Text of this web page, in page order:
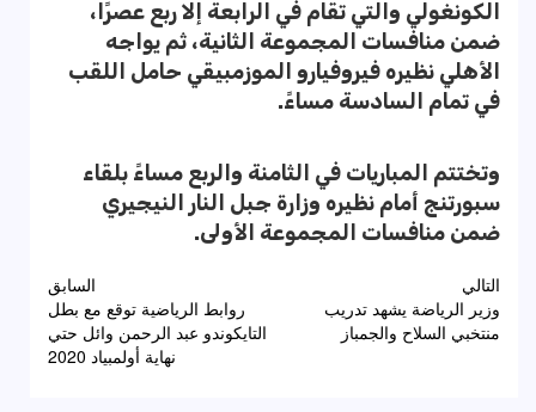
الكونغولي والتي تقام في الرابعة إلا ربع عصرًا،
ضمن منافسات المجموعة الثانية، ثم يواجه
الأهلي نظيره فيروفيارو الموزمبيقي حامل اللقب
في تمام السادسة مساءً.
وتختتم المباريات في الثامنة والربع مساءً بلقاء
سبورتنج أمام نظيره وزارة جبل النار النيجيري
ضمن منافسات المجموعة الأولى.
تصفّح
المقالات
السابق
روابط الرياضية توقع مع بطل
التايكوندو عبد الرحمن وائل حتي
نهاية أولمبياد 2020
التالي
وزير الرياضة يشهد تدريب
منتخبي السلاح والجمباز